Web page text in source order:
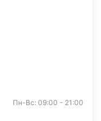
Пн-Вс: 09:00 - 21:00